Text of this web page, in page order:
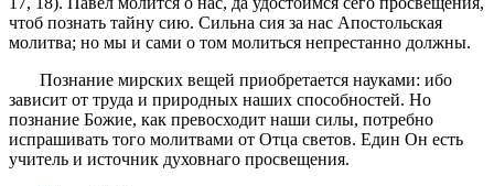
чтоб познать тайну сию. Сильна сия за нас Апостольская
молитва; но мы и сами о том молиться непрестанно должны.
Познание мирских вещей приобретается науками: ибо
зависит от труда и природных наших способностей. Но
познание Божие, как превосходит наши силы, потребно
испрашивать того молитвами от Отца светов. Един Он есть
учитель и источник духовнаго просвещения.